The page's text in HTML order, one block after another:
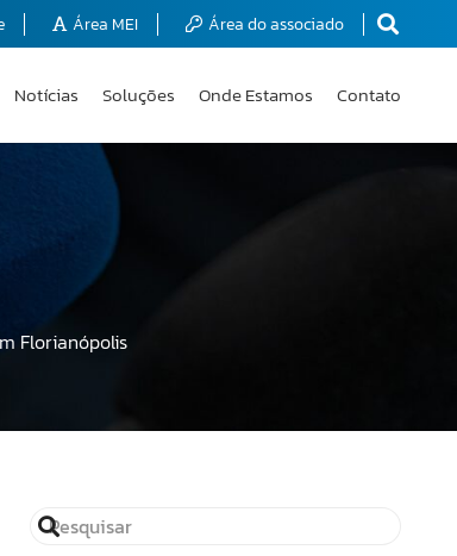
Área MEI Área do associado
Notícias Soluções Onde Estamos Contato
Florianópolis